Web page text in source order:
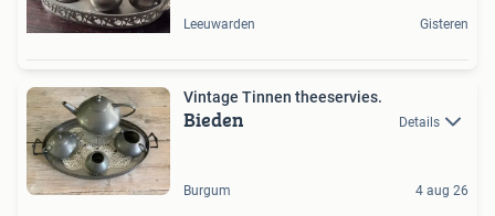
Leeuwarden Gisteren
Vintage Tinnen theeservies.
Bieden Details
Burgum 4 aug 26